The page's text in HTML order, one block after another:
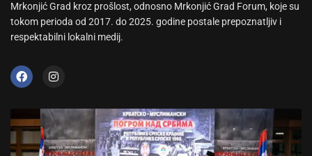
Mrkonjić Grad kroz prošlost, odnosno Mrkonjić Grad Forum, koje su
tokom perioda od 2017. do 2025. godine postale prepoznatljiv i
respektabilni lokalni medij.